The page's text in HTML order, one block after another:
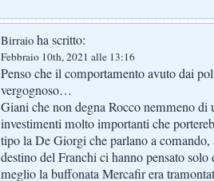
Birraio ha scritto:
Febbraio 10th, 2021 alle 13:16
Penso che il comportamento avuto dai
vergognoso…
Giani che non degna Rocco nemmeno di
investimenti molto importanti che
tipo la De Giorgi che parlano a
destino del Franchi ci hanno pensato solo
meglio la buffonata Mercafir era